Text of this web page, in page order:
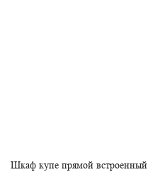
Шкаф купе прямой встроенный